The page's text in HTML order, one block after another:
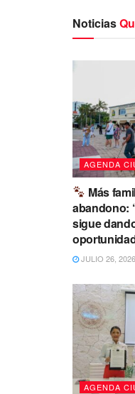
Noticias
AGENDA
Más
abandono:
sigue
JULIO 26, 2026
AGENDA